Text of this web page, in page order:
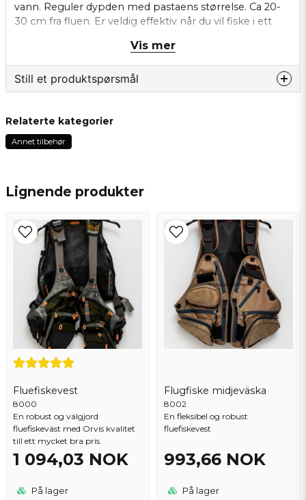
Lignende produkter
Fluefiskevest
8000
En robust og välgjord
fluefiskeväst med Orvis kvalitet
till ett mycket bra pris.
1 094,03 NOK
På lager
Flugfiske midjeväska
8002
En fleksibel og robust
fluefiskevest
993,66 NOK
På lager
vann. Reguler dypden med pastaens størrelse. Ca 20-
30 cm fra fluen. Er veldig effektiv når du vil fiske i ett
Vis mer
Still et produktspørsmål
Spør oss om noe om dette produktet...
Navn
email
Epostadresse
Ja, du kan publisere spørsmålet mitt
Send spørsmål
Relaterte kategorier
Annet tilbehør